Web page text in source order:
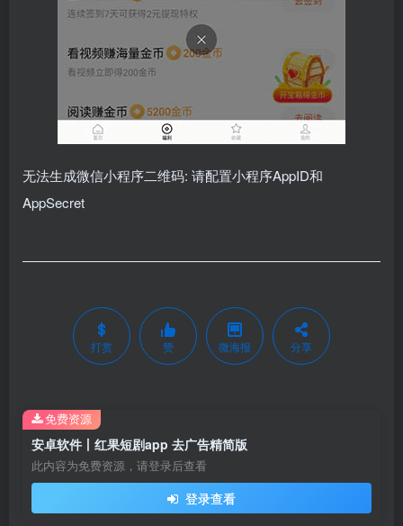
无法生成微信小程序二维码: 请配置小程序AppID和
AppSecret
打赏 赞 微海报 分享
安卓软件丨红果短剧app 去广告精简版
此内容为免费资源，请登录后查看
登录查看
免费资源